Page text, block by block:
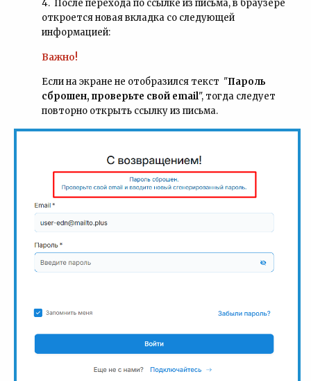
4. После перехода по ссылке из письма, в браузере
откроется новая вкладка со следующей
информацией:
Важно!
Если на экране не отобразился текст "Пароль
сброшен, проверьте свой email", тогда следует
повторно открыть ссылку из письма.